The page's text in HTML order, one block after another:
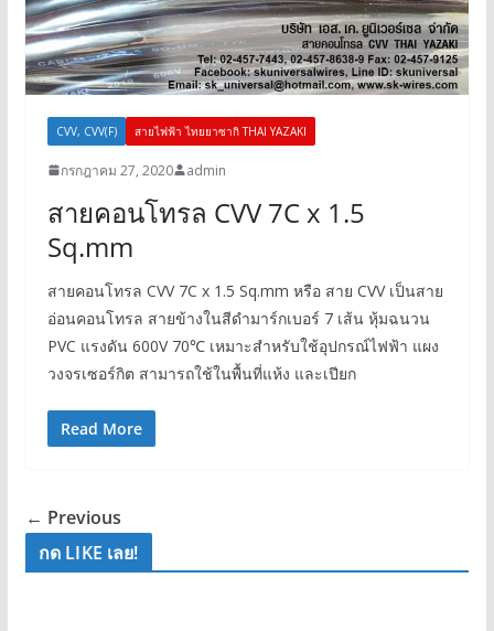
CVV, CVV(F) สายไฟฟ้า ไทยยาซากิ THAI YAZAKI
กรกฎาคม 27, 2020 admin
สายคอนโทรล CVV 7C x 1.5
Sq.mm
สายคอนโทรล CVV 7C x 1.5 Sq.mm หรือ สาย CVV เป็นสาย
อ่อนคอนโทรล สายข้างในสีดำมาร์กเบอร์ 7 เส้น หุ้มฉนวน
PVC แรงดัน 600V 70℃ เหมาะสำหรับใช้อุปกรณ์ไฟฟ้า แผง
วงจรเซอร์กิต สามารถใช้ในพื้นที่แห้ง และเปียก
Read More
← Previous
กด LIKE เลย!